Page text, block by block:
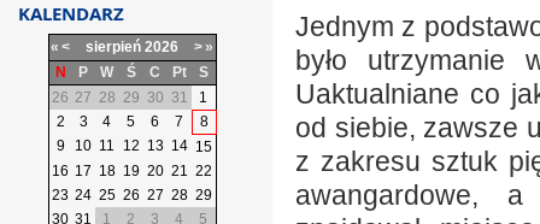
Jednym z
było utrzymanie
Uaktualniane co
od siebie, zawsze
z zakresu sztuk
awangardowe,
KALENDARZ
« < sierpień 2026 >»
N
P W Ś C Pt
S
26 27 28 29 30 31
1
2
3 4 5 6 7
8
9
10 11 12 13 14 15
16 17 18 19 20 21 22
23 24 25 26 27 28 29
30 31 1 2 3 4 5